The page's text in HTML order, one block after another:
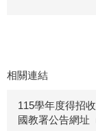
相關連結
115學年度得招
國教署公告網址